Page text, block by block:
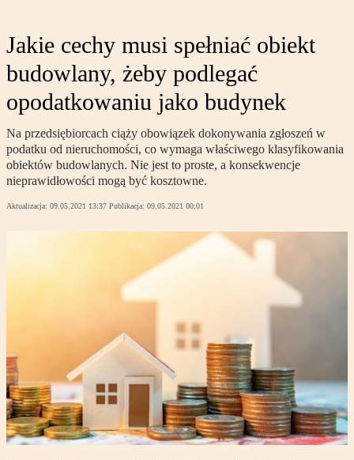
Jakie cechy musi spełniać obiekt
budowlany, żeby podlegać
opodatkowaniu jako budynek
Na przedsiębiorcach ciąży obowiązek dokonywania zgłoszeń w
podatku od nieruchomości, co wymaga właściwego klasyfikowania
obiektów budowlanych. Nie jest to proste, a konsekwencje
nieprawidłowości mogą być kosztowne.
Aktualizacja: 09.05.2021 13:37 Publikacja: 09.05.2021 00:01